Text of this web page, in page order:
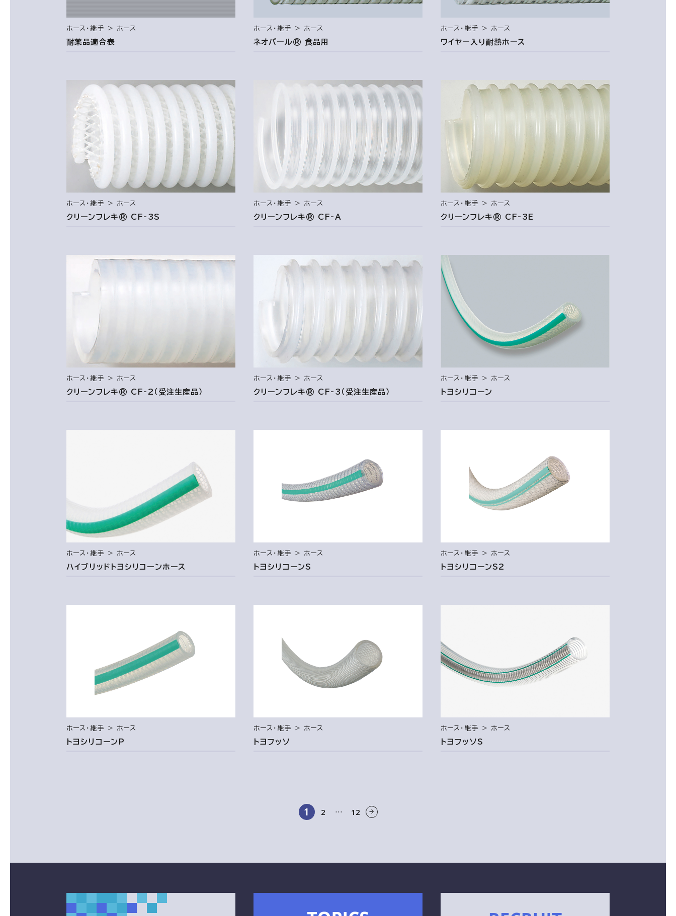
ホース・継手 ＞ ホース
耐薬品適合表
ホース・継手 ＞ ホース
ネオパール® 食品用
ホース・継手 ＞ ホース
ワイヤー入り耐熱ホース
ホース・継手 ＞ ホース
クリーンフレキ® CF-3S
ホース・継手 ＞ ホース
クリーンフレキ® CF-A
ホース・継手 ＞ ホース
クリーンフレキ® CF-3E
ホース・継手 ＞ ホース
クリーンフレキ® CF-2（受注生産品）
ホース・継手 ＞ ホース
クリーンフレキ® CF-3（受注生産品）
ホース・継手 ＞ ホース
トヨシリコーン
ホース・継手 ＞ ホース
ハイブリッドトヨシリコーンホース
ホース・継手 ＞ ホース
トヨシリコーンS
ホース・継手 ＞ ホース
トヨシリコーンS2
ホース・継手 ＞ ホース
トヨシリコーンP
ホース・継手 ＞ ホース
トヨフッソ
ホース・継手 ＞ ホース
トヨフッソS
1 2 … 12